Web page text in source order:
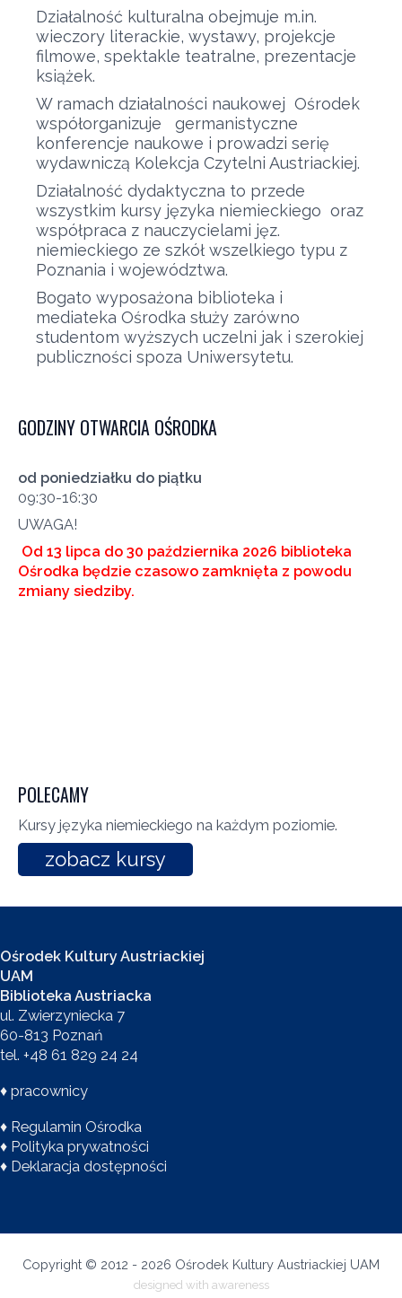
Działalność kulturalna obejmuje m.in.
wieczory literackie, wystawy, projekcje
filmowe, spektakle teatralne, prezentacje
książek.
W ramach działalności naukowej Ośrodek
współorganizuje germanistyczne
konferencje naukowe i prowadzi serię
wydawniczą Kolekcja Czytelni Austriackiej.
Działalność dydaktyczna to przede
wszystkim kursy języka niemieckiego oraz
współpraca z nauczycielami jęz.
niemieckiego ze szkół wszelkiego typu z
Poznania i województwa.
Bogato wyposażona biblioteka i
mediateka Ośrodka służy zarówno
studentom wyższych uczelni jak i szerokiej
publiczności spoza Uniwersytetu.
GODZINY OTWARCIA OŚRODKA
od poniedziałku do piątku
09:30-16:30
UWAGA!
Od 13 lipca do 30 października 2026 biblioteka
Ośrodka będzie czasowo zamknięta z powodu
zmiany siedziby.
POLECAMY
Kursy języka niemieckiego na każdym poziomie.
zobacz kursy
Ośrodek Kultury Austriackiej
UAM
Biblioteka Austriacka
ul. Zwierzyniecka 7
60-813 Poznań
tel. +48 61 829 24 24
♦ pracownicy
♦ Regulamin Ośrodka
♦ Polityka prywatności
♦ Deklaracja dostępności
Copyright © 2012 - 2026 Ośrodek Kultury Austriackiej UAM
designed with awareness